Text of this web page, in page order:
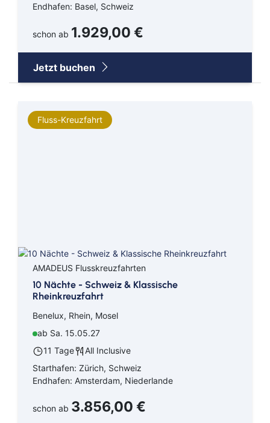
Endhafen: Basel, Schweiz
schon ab 1.929,00 €
Jetzt buchen
Fluss-Kreuzfahrt
AMADEUS Flusskreuzfahrten
10 Nächte - Schweiz & Klassische
Rheinkreuzfahrt
Benelux, Rhein, Mosel
ab Sa. 15.05.27
11 Tage
All Inclusive
Starthafen: Zürich, Schweiz
Endhafen: Amsterdam, Niederlande
schon ab 3.856,00 €